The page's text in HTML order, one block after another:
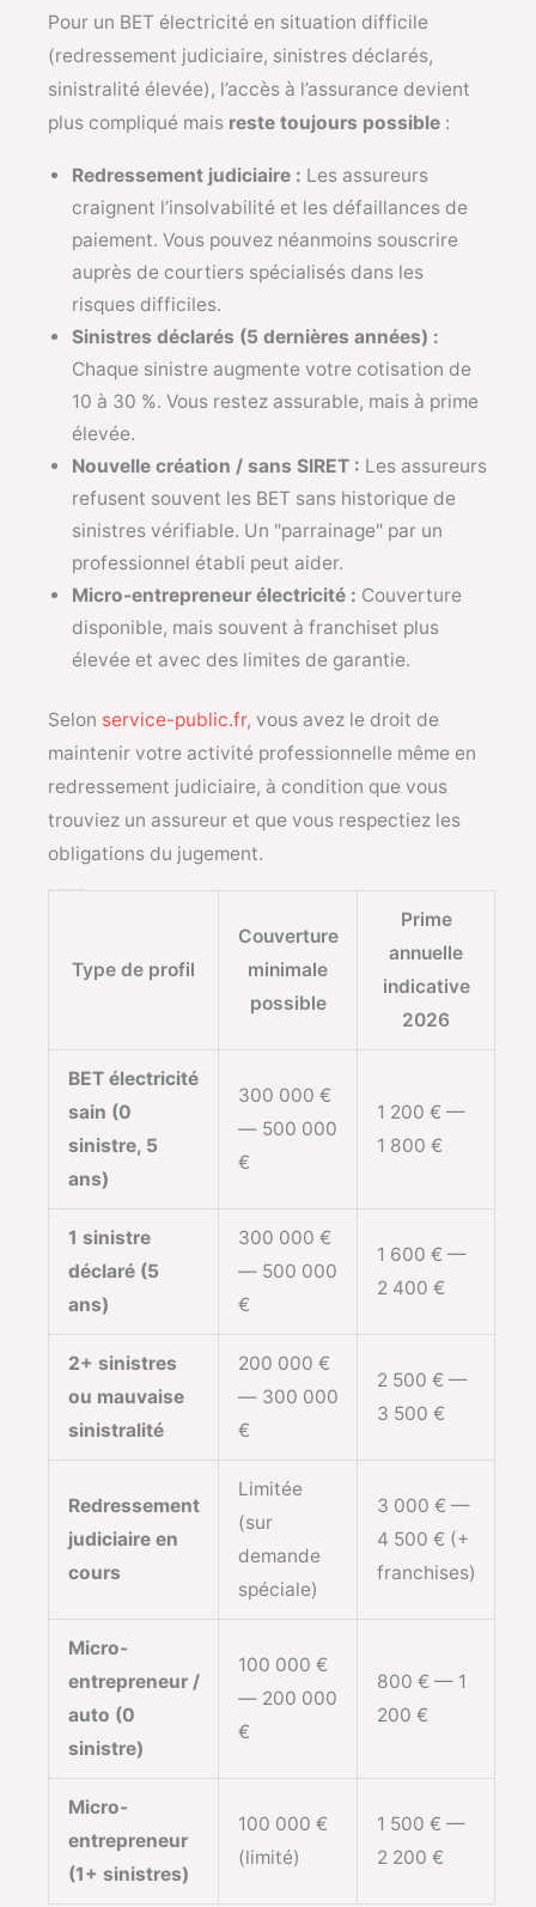
Pour un BET électricité en situation difficile
(redressement judiciaire, sinistres déclarés,
sinistralité élevée), l’accès à l’assurance devient
plus compliqué mais reste toujours possible :
Redressement judiciaire : Les assureurs
craignent l’insolvabilité et les défaillances de
paiement. Vous pouvez néanmoins souscrire
auprès de courtiers spécialisés dans les
risques difficiles.
Sinistres déclarés (5 dernières années) :
Chaque sinistre augmente votre cotisation de
10 à 30 %. Vous restez assurable, mais à prime
élevée.
Nouvelle création / sans SIRET : Les assureurs
refusent souvent les BET sans historique de
sinistres vérifiable. Un "parrainage" par un
professionnel établi peut aider.
Micro-entrepreneur électricité : Couverture
disponible, mais souvent à franchiset plus
élevée et avec des limites de garantie.
Selon service-public.fr, vous avez le droit de
maintenir votre activité professionnelle même en
redressement judiciaire, à condition que vous
trouviez un assureur et que vous respectiez les
obligations du jugement.
Type de profil
Couverture
minimale
possible
Prime
annuelle
indicative
2026
BET électricité
sain (0
sinistre, 5
ans)
300 000 €
— 500 000
€
1 200 € —
1 800 €
1 sinistre
déclaré (5
ans)
300 000 €
— 500 000
€
1 600 € —
2 400 €
2+ sinistres
ou mauvaise
sinistralité
200 000 €
— 300 000
€
2 500 € —
3 500 €
Redressement
judiciaire en
cours
Limitée
(sur
demande
spéciale)
3 000 € —
4 500 € (+
franchises)
Micro-
entrepreneur /
auto (0
sinistre)
100 000 €
— 200 000
€
800 € — 1
200 €
Micro-
entrepreneur
(1+ sinistres)
100 000 €
(limité)
1 500 € —
2 200 €